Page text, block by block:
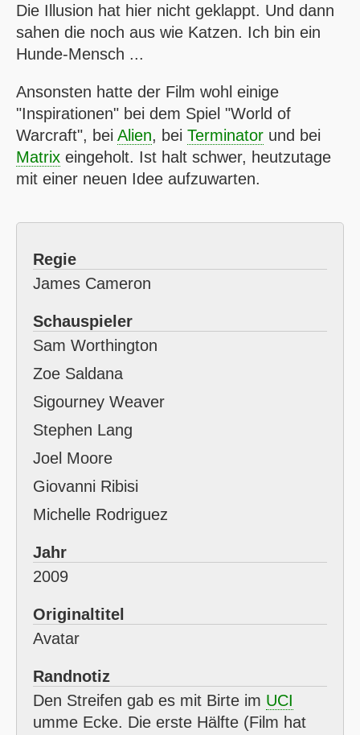
Die Illusion hat hier nicht geklappt. Und dann
sahen die noch aus wie Katzen. Ich bin ein
Hunde-Mensch ...
Ansonsten hatte der Film wohl einige
"Inspirationen" bei dem Spiel "World of
Warcraft", bei Alien, bei Terminator und bei
Matrix eingeholt. Ist halt schwer, heutzutage
mit einer neuen Idee aufzuwarten.
Regie
James Cameron
Schauspieler
Sam Worthington
Zoe Saldana
Sigourney Weaver
Stephen Lang
Joel Moore
Giovanni Ribisi
Michelle Rodriguez
Jahr
2009
Originaltitel
Avatar
Randnotiz
Den Streifen gab es mit Birte im UCI
umme Ecke. Die erste Hälfte (Film hat